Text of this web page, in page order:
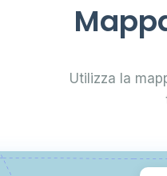
Utilizza la